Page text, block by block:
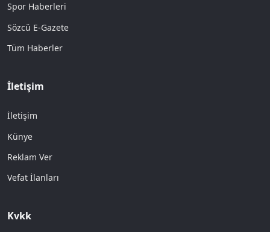
Spor Haberleri
Sözcü E-Gazete
Tüm Haberler
İletişim
İletişim
Künye
Reklam Ver
Vefat İlanları
Kvkk